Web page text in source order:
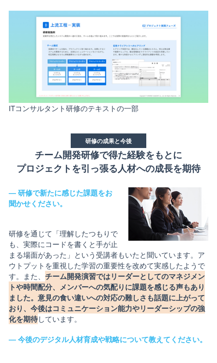
ITコンサルタント研修のテキストの一部
研修の成果と今後
チーム開発研修で得た経験をもとに
プロジェクトを引っ張る人材への成長を期待
― 研修で新たに感じた課題をお
聞かせください。
研修を通じて「理解したつもりで
も、実際にコードを書くと手が止
まる場面があった」という受講者もいたと聞いています。ア
ウトプットを重視した学習の重要性を改めて実感したようで
す。また、 チーム開発演習ではリーダーとしてのマネジメン
トや時間配分、メンバーへの気配りに課題を感じる声もあり
ました。意見の食い違いへの対応の難しさも話題に上がって
おり、今後はコミュニケーション能力やリーダーシップの強
化を期待しています。
― 今後のデジタル人材育成や戦略について教えてください。